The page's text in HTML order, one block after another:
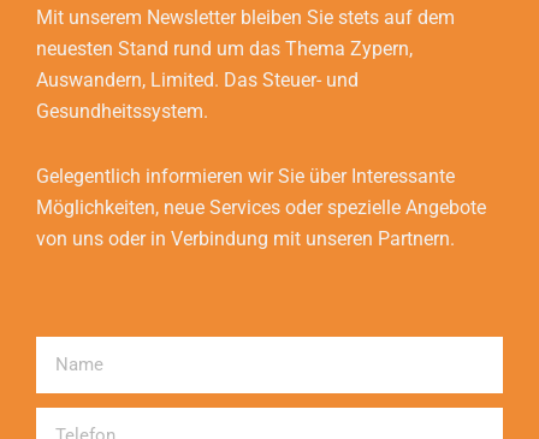
Mit unserem Newsletter bleiben Sie stets auf dem
neuesten Stand rund um das Thema Zypern,
Auswandern, Limited. Das Steuer- und
Gesundheitssystem.
Gelegentlich informieren wir Sie über Interessante
Möglichkeiten, neue Services oder spezielle Angebote
von uns oder in Verbindung mit unseren Partnern.